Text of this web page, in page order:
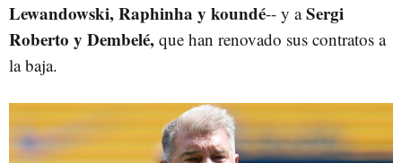
Lewandowski, Raphinha y koundé-- y aSergi
Roberto y Dembelé, que han renovado sus contratos a
la baja.